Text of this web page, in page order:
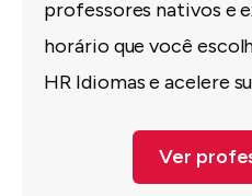
professores nativos e
horário que você
HR Idiomas e acelere
Ver